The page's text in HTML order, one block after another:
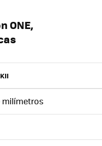
ONE,
milímetros